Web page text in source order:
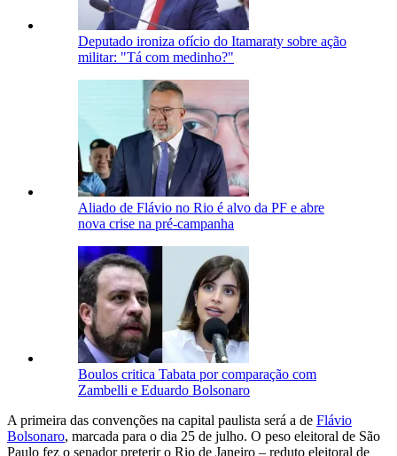
Deputado ironiza ofício do Itamaraty sobre ação
militar: "Tá com medinho?"
Aliado de Flávio no Rio é alvo da PF e abre
nova crise na pré-campanha
Boulos critica Tabata por comparação com
Zambelli e Eduardo Bolsonaro
A primeira das convenções na capital paulista será a de Flávio
Bolsonaro, marcada para o dia 25 de julho. O peso eleitoral de São
Paulo fez o senador preterir o Rio de Janeiro – reduto eleitoral de